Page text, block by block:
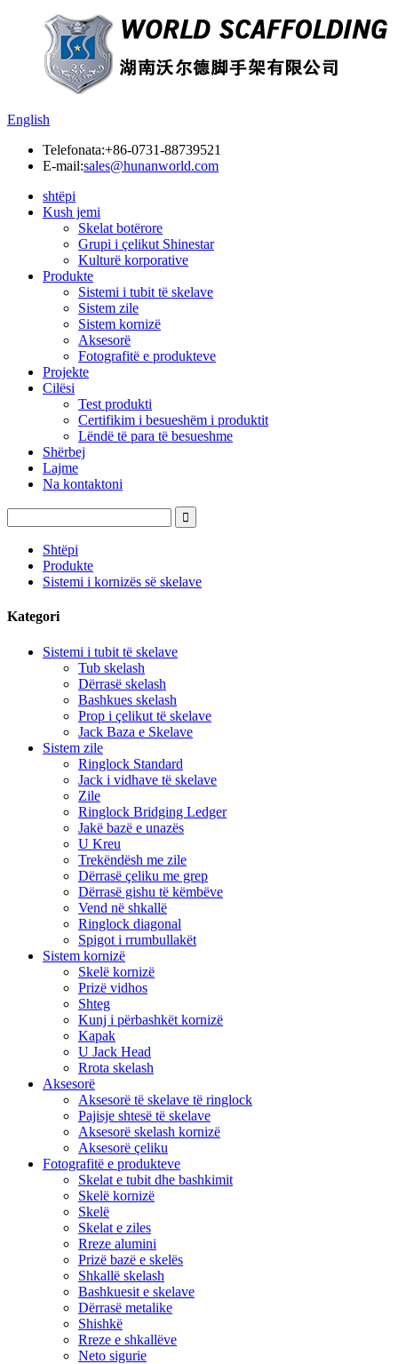
English
Telefonata:+86-0731-88739521
E-mail:sales@hunanworld.com
shtëpi
Kush jemi
Skelat botërore
Grupi i çelikut Shinestar
Kulturë korporative
Produkte
Sistemi i tubit të skelave
Sistem zile
Sistem kornizë
Aksesorë
Fotografitë e produkteve
Projekte
Cilësi
Test produkti
Certifikim i besueshëm i produktit
Lëndë të para të besueshme
Shërbej
Lajme
Na kontaktoni
Shtëpi
Produkte
Sistemi i kornizës së skelave
Kategori
Sistemi i tubit të skelave
Tub skelash
Dërrasë skelash
Bashkues skelash
Prop i çelikut të skelave
Jack Baza e Skelave
Sistem zile
Ringlock Standard
Jack i vidhave të skelave
Zile
Ringlock Bridging Ledger
Jakë bazë e unazës
U Kreu
Trekëndësh me zile
Dërrasë çeliku me grep
Dërrasë gishu të këmbëve
Vend në shkallë
Ringlock diagonal
Spigot i rrumbullakët
Sistem kornizë
Skelë kornizë
Prizë vidhos
Shteg
Kunj i përbashkët kornizë
Kapak
U Jack Head
Rrota skelash
Aksesorë
Aksesorë të skelave të ringlock
Pajisje shtesë të skelave
Aksesorë skelash kornizë
Aksesorë çeliku
Fotografitë e produkteve
Skelat e tubit dhe bashkimit
Skelë kornizë
Skelë
Skelat e ziles
Rreze alumini
Prizë bazë e skelës
Shkallë skelash
Bashkuesit e skelave
Dërrasë metalike
Shishkë
Rreze e shkallëve
Neto sigurie